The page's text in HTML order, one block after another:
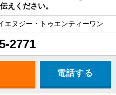
えください。
エヌジー・トゥエンティーワン
2771
電話する